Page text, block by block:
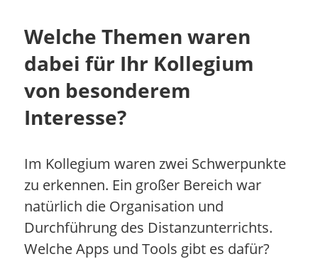
Welche Themen waren
dabei für Ihr Kollegium
von besonderem
Interesse?
Im Kollegium waren zwei Schwerpunkte
zu erkennen. Ein großer Bereich war
natürlich die Organisation und
Durchführung des Distanzunterrichts.
Welche Apps und Tools gibt es dafür?